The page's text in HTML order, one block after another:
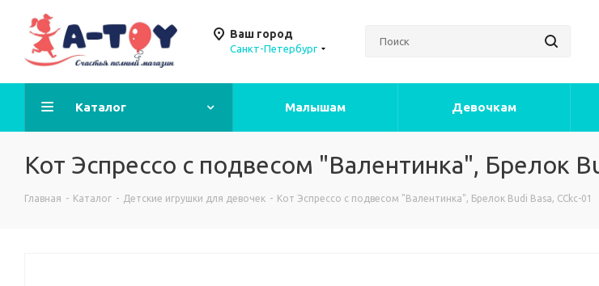
Ваш город
Санкт-Петербург
Каталог Малышам Девочкам
Кот Эспрессо с подвесом "Валентинка", Брелок
Главная - Каталог - Детские игрушки для девочек - Кот Эспрессо с подвесом "Валентинка", Брелок Budi Basa, CCkc-01